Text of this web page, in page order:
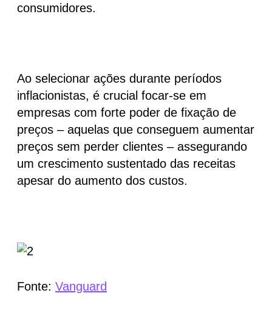
consumidores.
Ao selecionar ações durante períodos
inflacionistas, é crucial focar-se em
empresas com forte poder de fixação de
preços – aquelas que conseguem aumentar
preços sem perder clientes – assegurando
um crescimento sustentado das receitas
apesar do aumento dos custos.
Fonte: Vanguard